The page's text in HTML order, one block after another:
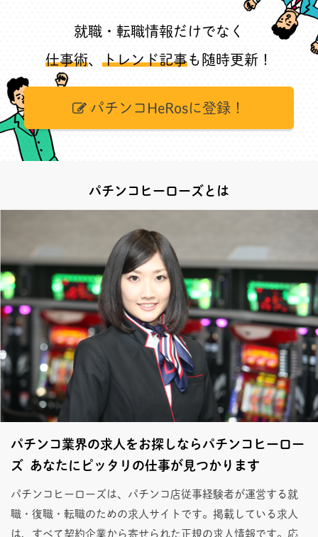
就職・転職情報だけでなく
仕事術、 トレンド記事も随時更新！
パチンコHeRosに登録！
パチンコヒーローズとは
パチンコ業界の求人をお探しならパチンコヒーロー
ズ あなたにピッタリの仕事が見つかります
パチンコヒーローズは、パチンコ店従事経験者が運営する就
職・復職・転職のための求人サイトです。掲載している求人
は、すべて契約企業から寄せられた正規の求人情報です。応